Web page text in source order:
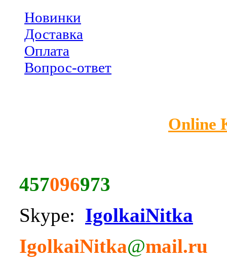
Новинки
Доставка
Оплата
Вопрос-ответ
Online
457096973
Skype: IgolkaiNitka
IgolkaiNitka@mail.ru